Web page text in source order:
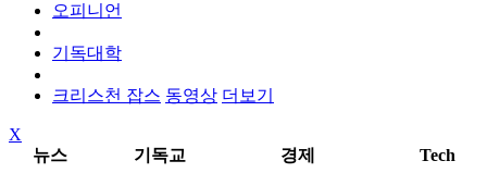
오피니언
기독대학
크리스천 잡스 동영상 더보기
X
뉴스
기독교 경제 Tech